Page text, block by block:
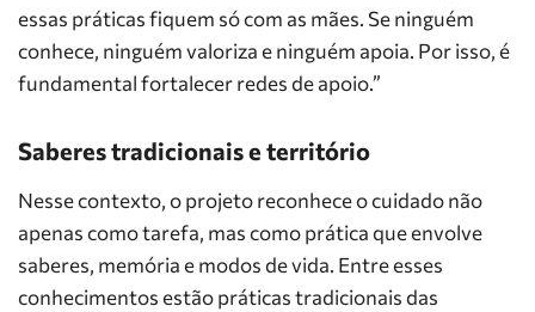
essas práticas fiquem só com as mães. Se ninguém
conhece, ninguém valoriza e ninguém apoia. Por isso, é
fundamental fortalecer redes de apoio.”
Saberes tradicionais e território
Nesse contexto, o projeto reconhece o cuidado não
apenas como tarefa, mas como prática que envolve
saberes, memória e modos de vida. Entre esses
conhecimentos estão práticas tradicionais das